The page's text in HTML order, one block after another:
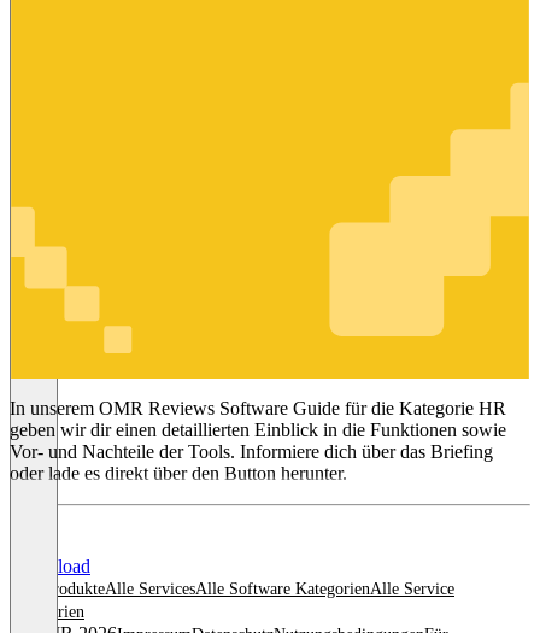
HR
In unserem OMR Reviews Software Guide für die Kategorie HR
geben wir dir einen detaillierten Einblick in die Funktionen sowie
Vor- und Nachteile der Tools. Informiere dich über das Briefing
oder lade es direkt über den Button herunter.
Download
Alle ProdukteAlle ServicesAlle Software KategorienAlle Service
Kategorien